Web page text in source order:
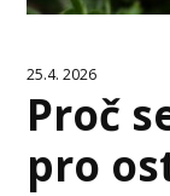
25.4. 2026
Proč
pro